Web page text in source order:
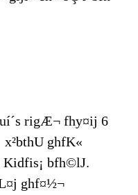
rigÆ¬ fhy¤ij 6
ghfK«
Kidfis¡ bfh©lJ.
ghf¤½¬